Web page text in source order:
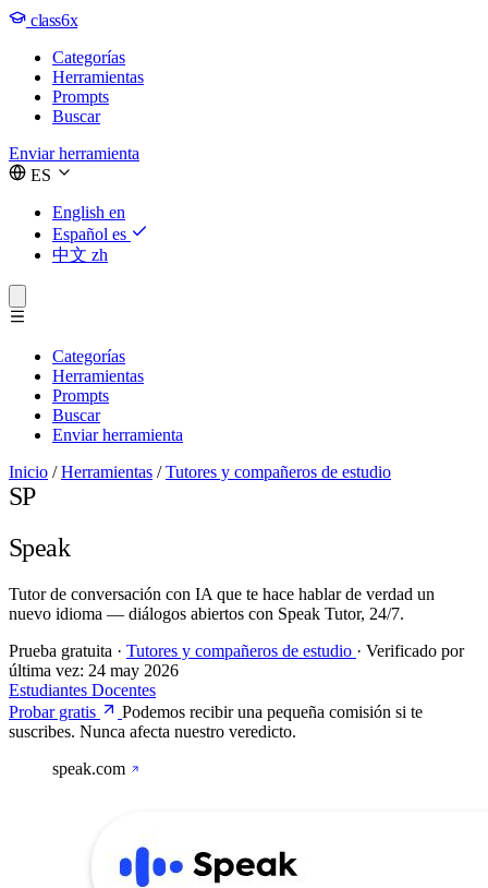
class6x
Categorías
Herramientas
Prompts
Buscar
Enviar herramienta
ES
English en
Español es
中文 zh
Categorías
Herramientas
Prompts
Buscar
Enviar herramienta
Inicio / Herramientas / Tutores y compañeros de estudio
SP
Speak
Tutor de conversación con IA que te hace hablar de verdad un
nuevo idioma — diálogos abiertos con Speak Tutor, 24/7.
Prueba gratuita · Tutores y compañeros de estudio · Verificado por
última vez: 24 may 2026
Estudiantes Docentes
Probar gratis
Podemos recibir una pequeña comisión si te
suscribes. Nunca afecta nuestro veredicto.
speak.com